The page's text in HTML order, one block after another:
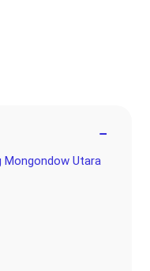
−
Mongondow Utara